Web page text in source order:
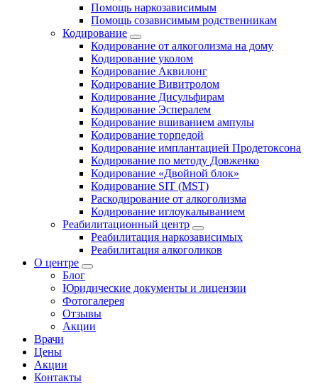
Помощь наркозависимым
Помощь созависимым родственникам
Кодирование
Кодирование от алкоголизма на дому
Кодирование уколом
Кодирование Аквилонг
Кодирование Вивитролом
Кодирование Дисульфирам
Кодирование Эспералем
Кодирование вшиванием ампулы
Кодирование торпедой
Кодирование имплантацией Продетоксона
Кодирование по методу Довженко
Кодирование «Двойной блок»
Кодирование SIT (MST)
Раскодирование от алкоголизма
Кодирование иглоукалыванием
Реабилитационный центр
Реабилитация наркозависимых
Реабилитация алкоголиков
О центре
Блог
Юридические документы и лицензии
Фотогалерея
Отзывы
Акции
Врачи
Цены
Акции
Контакты